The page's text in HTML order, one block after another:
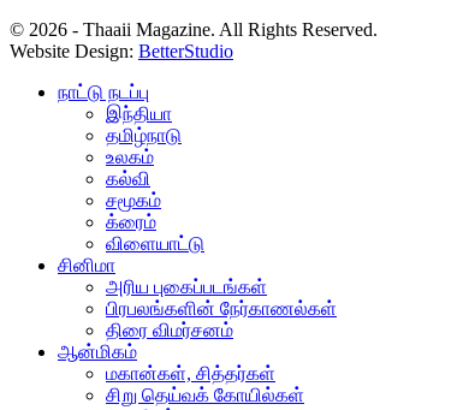
© 2026 - Thaaii Magazine. All Rights Reserved.
Website Design: BetterStudio
நாட்டு நடப்பு
இந்தியா
தமிழ்நாடு
உலகம்
கல்வி
சமூகம்
க்ரைம்
விளையாட்டு
சினிமா
அரிய புகைப்படங்கள்
பிரபலங்களின் நேர்காணல்கள்
திரை விமர்சனம்
ஆன்மிகம்
மகான்கள், சித்தர்கள்
சிறு தெய்வக் கோயில்கள்